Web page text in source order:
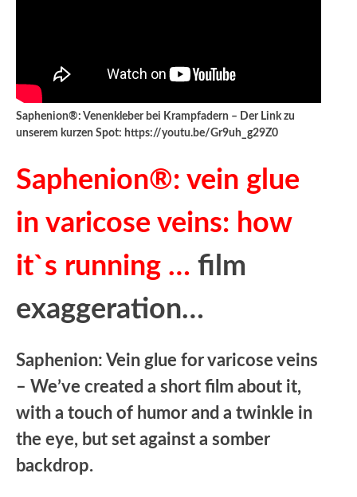
Saphenion®: Venenkleber bei Krampfadern – Der Link zu
unserem kurzen Spot: https://youtu.be/Gr9uh_g29Z0
Saphenion®: vein glue
in varicose veins: how
it`s running … film
exaggeration…
Saphenion: Vein glue for varicose veins
– We’ve created a short film about it,
with a touch of humor and a twinkle in
the eye, but set against a somber
backdrop.